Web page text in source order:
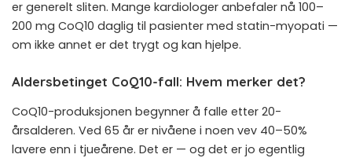
er generelt sliten. Mange kardiologer anbefaler nå 100–
200 mg CoQ10 daglig til pasienter med statin-myopati —
om ikke annet er det trygt og kan hjelpe.
Aldersbetinget CoQ10-fall: Hvem merker det?
CoQ10-produksjonen begynner å falle etter 20-
årsalderen. Ved 65 år er nivåene i noen vev 40–50%
lavere enn i tjueårene. Det er — og det er jo egentlig